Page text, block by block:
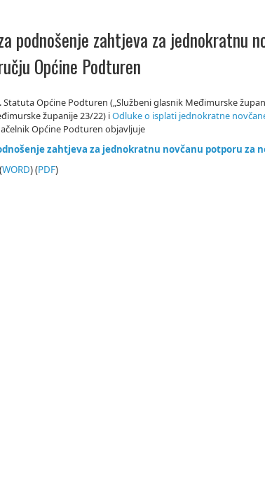
podnošenje zahtjeva za jednokratnu
Općine Podturen
Statuta Općine Podturen („Službeni glasnik Međimurske
županije 23/22) iOdluke o isplati jednokratne
Općine Podturen objavljuje
zahtjeva za jednokratnu novčanu potporu za
WORD) (PDF)